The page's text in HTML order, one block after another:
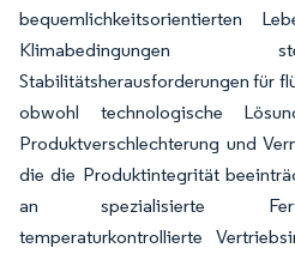
bequemlichkeitsorientierten
Klimabedingungen
Stabilitätsherausforderungen für
obwohl technologische
Produktverschlechterung und
die die Produktintegrität
an spezialisierte
temperaturkontrollierte